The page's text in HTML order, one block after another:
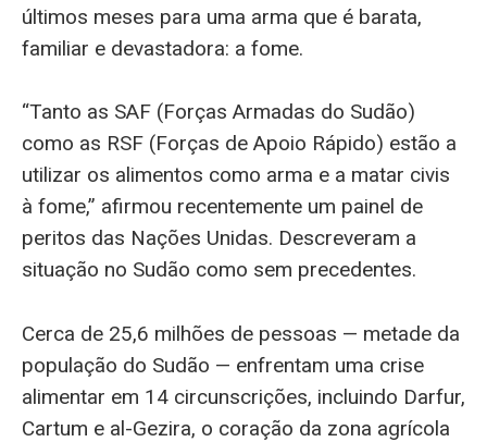
últimos meses para uma arma que é barata,
familiar e devastadora: a fome.
“Tanto as SAF (Forças Armadas do Sudão)
como as RSF (Forças de Apoio Rápido) estão a
utilizar os alimentos como arma e a matar civis
à fome,” afirmou recentemente um painel de
peritos das Nações Unidas. Descreveram a
situação no Sudão como sem precedentes.
Cerca de 25,6 milhões de pessoas — metade da
população do Sudão — enfrentam uma crise
alimentar em 14 circunscrições, incluindo Darfur,
Cartum e al-Gezira, o coração da zona agrícola